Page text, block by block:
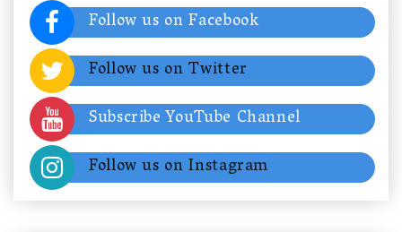
Follow us on Facebook
Follow us on Twitter
Subscribe YouTube Channel
Follow us on Instagram